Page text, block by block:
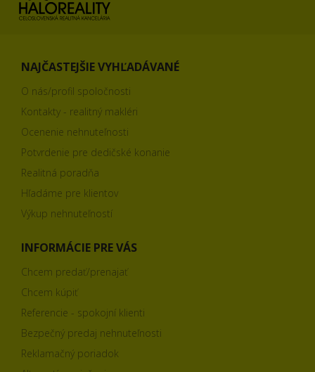
NAJČASTEJŠIE VYHĽADÁVANÉ
O nás/profil spoločnosti
Kontakty - realitný makléri
Ocenenie nehnuteľnosti
Potvrdenie pre dedičské konanie
Realitná poradňa
Hľadáme pre klientov
Výkup nehnuteľností
INFORMÁCIE PRE VÁS
Chcem predať/prenajať
Chcem kúpiť
Referencie - spokojní klienti
Bezpečný predaj nehnuteľnosti
Reklamačný poriadok